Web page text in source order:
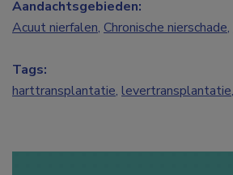
Aandachtsgebieden:
Acuut nierfalen, Chronische nierschade,
Tags:
harttransplantatie, levertransplantatie,